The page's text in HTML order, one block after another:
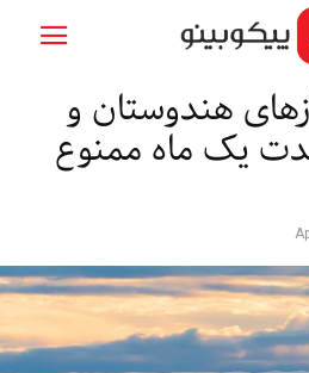
هندوستان و
یک ماه ممنوع